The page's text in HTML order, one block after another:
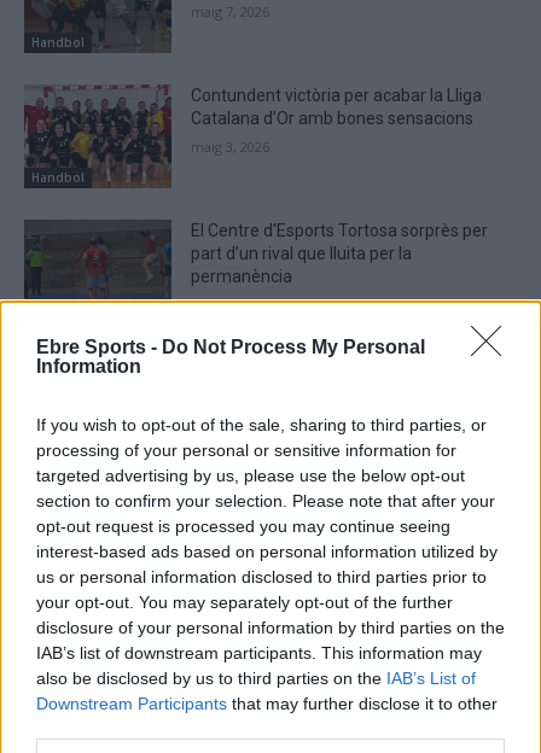
Ebre Sports - Do Not Process My Personal
Information
If you wish to opt-out of the sale, sharing to third parties, or
processing of your personal or sensitive information for
targeted advertising by us, please use the below opt-out
section to confirm your selection. Please note that after your
opt-out request is processed you may continue seeing
interest-based ads based on personal information utilized by
us or personal information disclosed to third parties prior to
your opt-out. You may separately opt-out of the further
disclosure of your personal information by third parties on the
IAB’s list of downstream participants. This information may
also be disclosed by us to third parties on the IAB’s List of
Downstream Participants that may further disclose it to other
Handbol
maig 7, 2026
Handbol
Contundent victòria per acabar la Lliga
Catalana d’Or amb bones sensacions
maig 3, 2026
El Centre d’Esports Tortosa sorprès per
part d’un rival que lluita per la
permanència
abril 29, 2026
DEIXA UNA RESPOSTA
Comentari: